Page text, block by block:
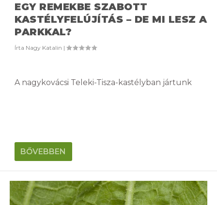
EGY REMEKBE SZABOTT
KASTÉLYFELÚJÍTÁS – DE MI LESZ A
PARKKAL?
Írta Nagy Katalin |
A nagykovácsi Teleki-Tisza-kastélyban jártunk
BŐVEBBEN